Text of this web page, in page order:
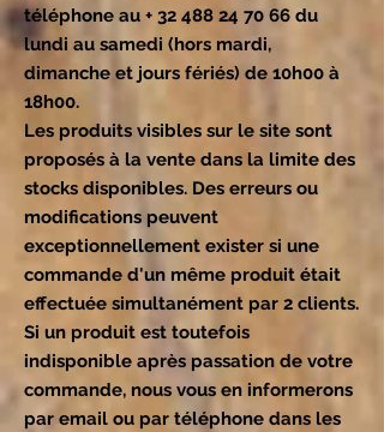
téléphone au + 32 488 24 70 66 du
lundi au samedi (hors mardi,
dimanche et jours fériés) de 10h00 à
18h00.
Les produits visibles sur le site sont
proposés à la vente dans la limite des
stocks disponibles. Des erreurs ou
modifications peuvent
exceptionnellement exister si une
commande d'un même produit était
effectuée simultanément par 2 clients.
Si un produit est toutefois
indisponible après passation de votre
commande, nous vous en informerons
par email ou par téléphone dans les